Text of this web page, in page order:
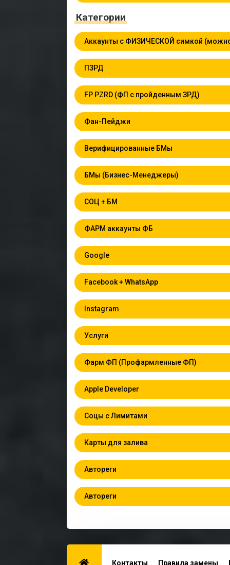
Категории
Аккаунты с ФИЗИЧЕСКОЙ симкой
ПЗРД
FP PZRD (ФП с пройденным ЗРД)
Фан-Пейджи
Верифицированные БМы
БМы (Бизнес-Менеджеры)
СОЦ + БМ
ФАРМ аккаунты ФБ
Google
Facebook + WhatsApp
Instagram
Услуги
Фарм ФП (Профармленные ФП)
Apple Developer
Соцы с Лимитами
Карты для залива
Автореги
Автореги
Контакты Правила замены